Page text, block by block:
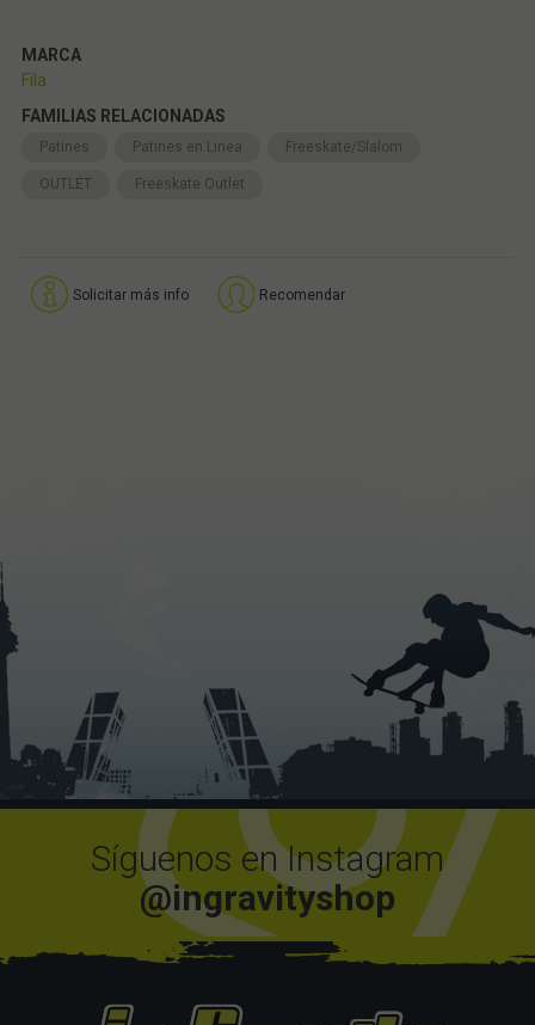
MARCA
Fila
FAMILIAS RELACIONADAS
Patines Patines en Linea Freeskate/Slalom
OUTLET Freeskate Outlet
Solicitar más info Recomendar
Síguenos en Instagram
@ingravityshop